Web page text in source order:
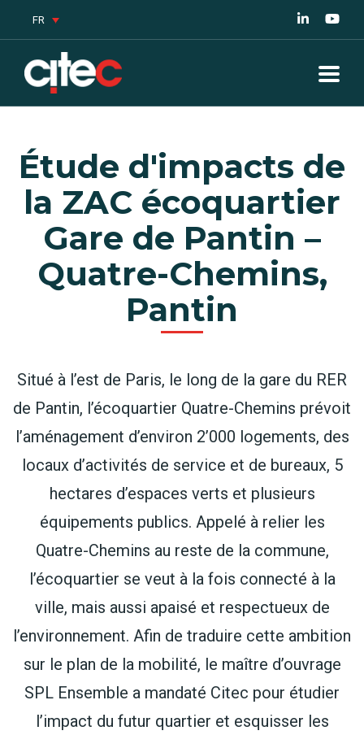
FR
Étude d'impacts de
la ZAC écoquartier
Gare de Pantin –
Quatre-Chemins,
Pantin
Situé à l’est de Paris, le long de la gare du RER
de Pantin, l’écoquartier Quatre-Chemins prévoit
l’aménagement d’environ 2’000 logements, des
locaux d’activités de service et de bureaux, 5
hectares d’espaces verts et plusieurs
équipements publics. Appelé à relier les
Quatre-Chemins au reste de la commune,
l’écoquartier se veut à la fois connecté à la
ville, mais aussi apaisé et respectueux de
l’environnement. Afin de traduire cette ambition
sur le plan de la mobilité, le maître d’ouvrage
SPL Ensemble a mandaté Citec pour étudier
l’impact du futur quartier et esquisser les